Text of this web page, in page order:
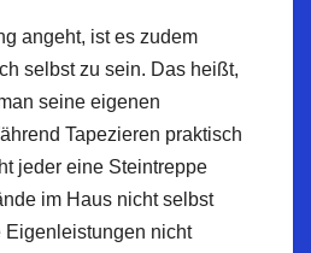
angeht, ist es zudem
selbst zu sein. Das heißt,
seine eigenen
Tapezieren praktisch
jeder eine Steintreppe
im Haus nicht selbst
Eigenleistungen nicht